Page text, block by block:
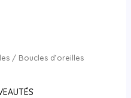
/ Boucles d’oreilles